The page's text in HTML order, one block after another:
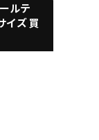
ルテ
イズ 買